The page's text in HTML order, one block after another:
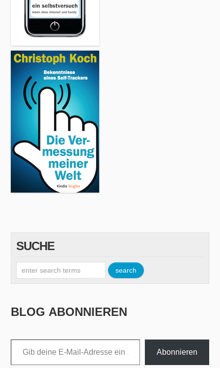
SUCHE
BLOG ABONNIEREN
Gib deine E-Mail-Adresse ein ...
Abonnieren